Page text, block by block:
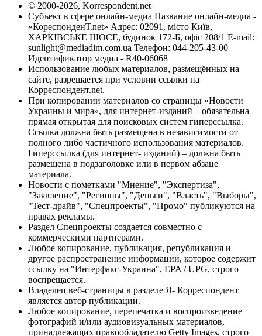
© 2000-2026, Korrespondent.net
Субъект в сфере онлайн-медиа Название онлайн-медиа -
«КореспонденТ.net» Адрес: 02091, місто Київ,
ХАРКІВСЬКЕ ШОСЕ, будинок 172-Б, офіс 208/1 E-mail:
sunlight@mediadim.com.ua Телефон: 044-205-43-00
Идентификатор медиа - R40-06068
Использование любых материалов, размещённых на
сайте, разрешается при условии ссылки на
Корреспондент.net.
При копировании материалов со страницы «Новости
Украины и мира», для интернет-изданий – обязательна
прямая открытая для поисковых систем гиперссылка.
Ссылка должна быть размещена в независимости от
полного либо частичного использования материалов.
Гиперссылка (для интернет- изданий) – должна быть
размещена в подзаголовке или в первом абзаце
материала.
Новости с пометками "Мнение", "Экспертиза",
"Заявление", "Регионы", "Деньги", "Власть", "Выборы",
"Тест-драйв", "Спецпроекты", "Промо" публикуются на
правах рекламы.
Раздел Спецпроекты создается совместно с
коммерческими партнерами.
Любое копирование, публикация, републикация и
другое распространение информации, которое содержит
ссылку на "Интерфакс-Украина", EPA / UPG, строго
воспрещается.
Владелец веб-страницы в разделе Я- Корреспондент
является автор публикации.
Любое копирование, перепечатка и воспроизведение
фотографий и/или аудиовизуальных материалов,
принадлежащих правообладателю Getty Images, строго